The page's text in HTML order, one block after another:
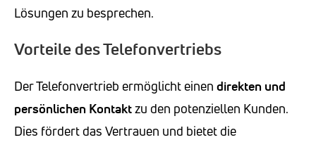
Lösungen zu besprechen.
Vorteile des Telefonvertriebs
Der Telefonvertrieb ermöglicht einen direkten und
persönlichen Kontaktzu den potenziellen Kunden.
Dies fördert das Vertrauen und bietet die